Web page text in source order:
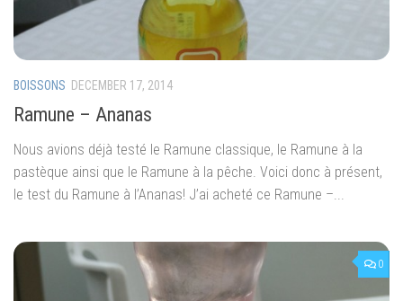
BOISSONS DECEMBER 17, 2014
Ramune – Ananas
Nous avions déjà testé le Ramune classique, le Ramune à la
pastèque ainsi que le Ramune à la pêche. Voici donc à présent,
le test du Ramune à l’Ananas! J’ai acheté ce Ramune –...
0